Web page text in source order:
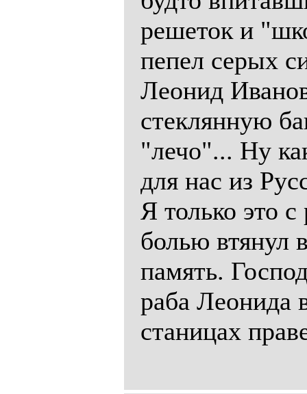
решеток и
пепел серых
Леонид
стеклянную
"лечо"... Ну
для нас из
Я только это
болью втянул
память.
раба Леонида
станицах